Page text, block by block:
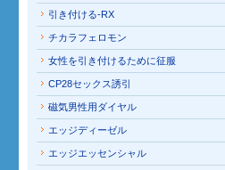
引き付ける-RX
チカラフェロモン
女性を引き付けるために征服
CP28セックス誘引
磁気男性用ダイヤル
エッジディーゼル
エッジエッセンシャル